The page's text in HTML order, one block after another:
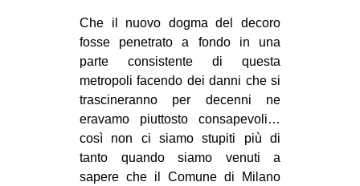
CULTURE
ARTE
CINEMA
MANIFESTI
MUSICA
RECENSIONI
Che il nuovo dogma del decoro
fosse penetrato a fondo in una
parte consistente di questa
metropoli facendo dei danni che si
trascineranno per decenni ne
eravamo piuttosto consapevoli…
così non ci siamo stupiti più di
tanto quando siamo venuti a
sapere che il Comune di Milano